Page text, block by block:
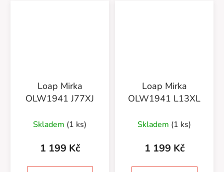
Loap Mirka
OLW1941 J77XJ
Skladem (1 ks)
1 199 Kč
Loap Mirka
OLW1941 L13XL
Skladem (1 ks)
1 199 Kč